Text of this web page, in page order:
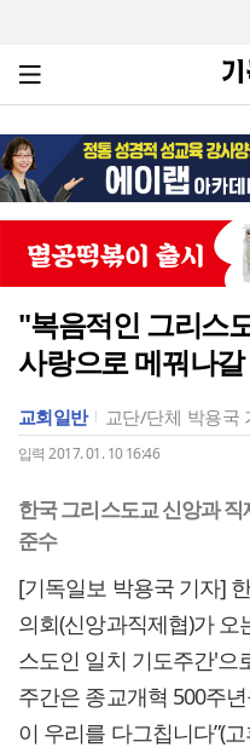
"복음적인 그리스
사랑으로 메꿔나
교회일반 교단/단체 박용국
입력 2017. 01. 10 16:46
한국 그리스도교 신앙과
준수
[기독일보 박용국 기자]
의회(신앙과직제협)가 오
스도인 일치 기도주간'으
주간은 종교개혁 500주
이 우리를 다그칩니다”(